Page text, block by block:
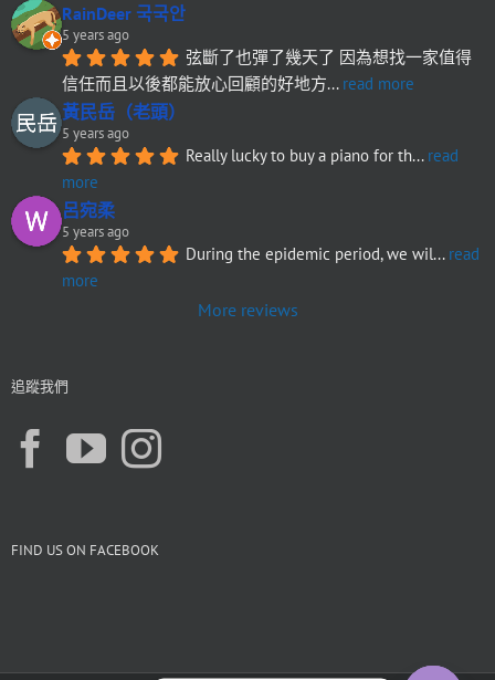
RainDeer 국국안
5 years ago
弦斷了也彈了幾天了 因為想找一家值得
信任而且以後都能放心回顧的好地方... read more
黃民岳（老頭）
5 years ago
Really lucky to buy a piano for th... read
more
呂宛柔
5 years ago
During the epidemic period, we wil... read
more
More reviews
追蹤我們
FIND US ON FACEBOOK